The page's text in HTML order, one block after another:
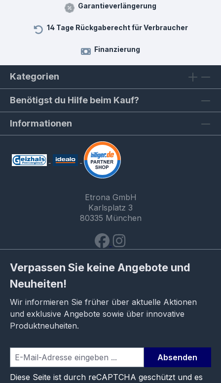
Garantieverlängerung
14 Tage Rückgaberecht für Verbraucher
Finanzierung
Kategorien
Benötigst du Hilfe beim Kauf?
Informationen
Etrona GmbH
Karlsplatz 3
80335 München
Verpassen Sie keine Angebote und
Neuheiten!
Wir informieren Sie früher über aktuelle Aktionen
und exklusive Angebote sowie über innovative
Produktneuheiten.
Absenden
Diese Seite ist durch reCAPTCHA geschützt und es